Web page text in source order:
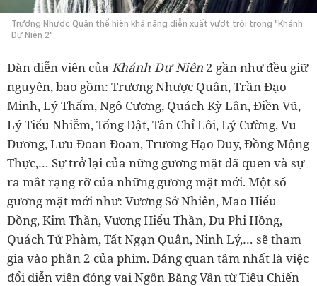
Trương Nhược Quân thể hiện khả năng diễn xuất vượt trội trong "Khánh
Dư Niên 2"
Dàn diễn viên của Khánh Dư Niên2 gần như đều giữ
nguyên, bao gồm: Trương Nhược Quân, Trần Đạo
Minh, Lý Thấm, Ngô Cương, Quách Kỳ Lân, Điền Vũ,
Lý Tiểu Nhiễm, Tống Dật, Tân Chỉ Lôi, Lý Cường, Vu
Dương, Lưu Đoan Đoan, Trương Hạo Duy, Đồng Mộng
Thực,… Sự trở lại của nững gương mặt đã quen và sự
ra mắt rạng rỡ của những gương mặt mới. Một số
gương mặt mới như: Vương Sở Nhiên, Mao Hiểu
Đồng, Kim Thần, Vương Hiểu Thần, Du Phi Hồng,
Quách Tử Phàm, Tất Ngạn Quân, Ninh Lý,… sẽ tham
gia vào phần 2 của phim. Đáng quan tâm nhất là việc
đổi diễn viên đóng vai Ngôn Băng Vân từ Tiêu Chiến